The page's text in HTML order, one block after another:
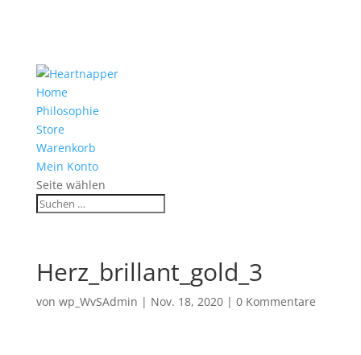
Home
Philosophie
Store
Warenkorb
Mein Konto
Seite wählen
Herz_brillant_gold_3
von wp_WvSAdmin | Nov. 18, 2020| 0 Kommentare